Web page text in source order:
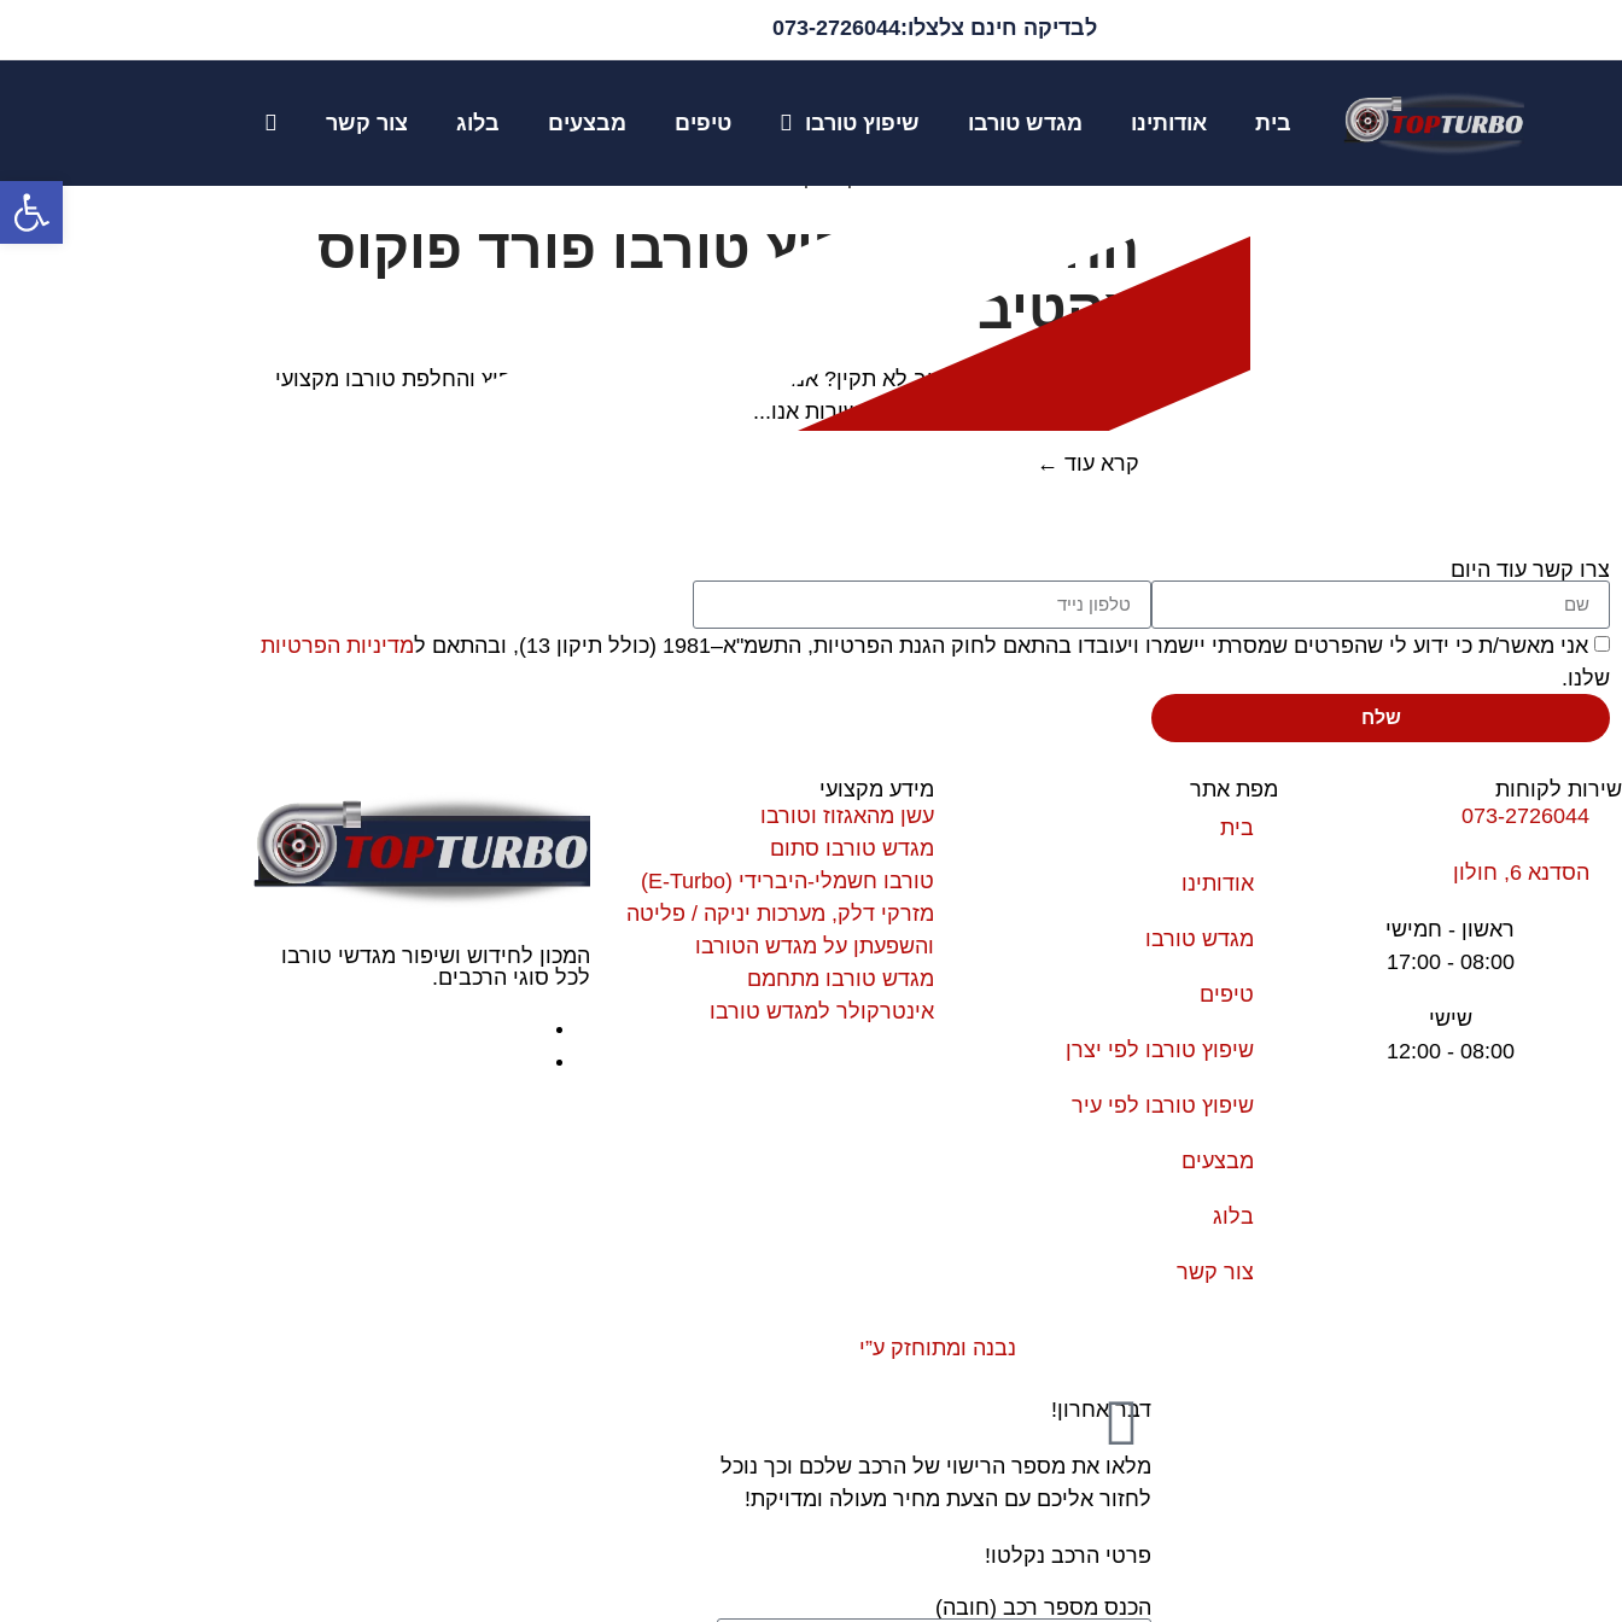
לבדיקה חינם צלצלו:073-2726044
בית אודותינו מגדש טורבו שיפוץ טורבו טיפים מבצעים בלוג צור קשר מגדש טורבו פורד פוקוס אקטיב
החלפת / שיפוץ טורבו פורד פוקוס
אקטיב
טורבו פורד פוקוס אקטיב לא תקין? אנו בטופ טורבו מעניקים שירות שיפוץ והחלפת טורבו מקצועי
כולל פירוק והרכבה. במסגרת השירות אנו...
קרא עוד ←
צרו קשר עוד היום
אני מאשר/ת כי ידוע לי שהפרטים שמסרתי יישמרו ויעובדו בהתאם לחוק הגנת הפרטיות, התשמ"א–1981 (כולל תיקון 13), ובהתאם ל
מדיניות הפרטיות
שלנו.
שלח
שירות לקוחות
073-2726044
הסדנא 6, חולון
ראשון - חמישי
08:00 - 17:00
שישי
08:00 - 12:00
מפת אתר
בית
אודותינו
מגדש טורבו
טיפים
שיפוץ טורבו לפי יצרן
שיפוץ טורבו לפי עיר
מבצעים
בלוג
צור קשר
מידע מקצועי
עשן מהאגזוז וטורבו
מגדש טורבו סתום
טורבו חשמלי-היברידי (E-Turbo)
מזרקי דלק, מערכות יניקה / פליטה
והשפעתן על מגדש הטורבו
מגדש טורבו מתחמם
אינטרקולר למגדש טורבו
המכון לחידוש ושיפור מגדשי טורבו
לכל סוגי הרכבים.
נבנה ומתוחזק ע”י
דבר אחרון!
מלאו את מספר הרישוי של הרכב שלכם וכך נוכל
לחזור אליכם עם הצעת מחיר מעולה ומדויקת!
פרטי הרכב נקלטו!
הכנס מספר רכב (חובה)